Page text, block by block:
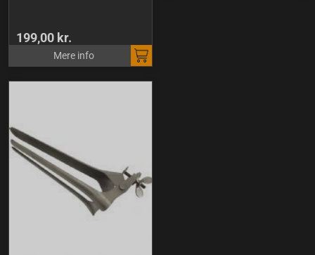
199,00 kr.
Mere info